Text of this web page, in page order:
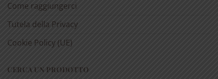
Come raggiungerci
Tutela della Privacy
Cookie Policy (UE)
CERCA UN PRODOTTO